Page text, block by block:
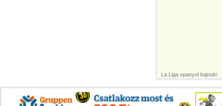
La Liga spanyol bajnoki